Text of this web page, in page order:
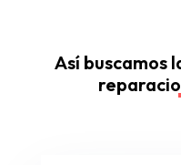
Así buscamos